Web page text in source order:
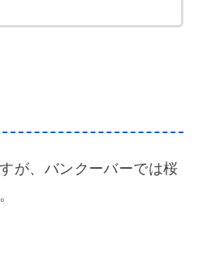
が、バンクーバーでは桜